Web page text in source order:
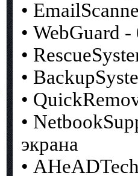
•
• WebGuard
•
•
•
•
экрана
•